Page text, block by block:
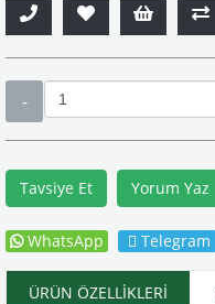
Tavsiye Et Yorum Yaz
WhatsApp Telegram
ÜRÜN ÖZELLIKLERI